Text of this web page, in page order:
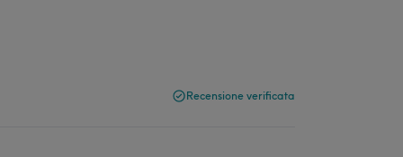
Recensione verificata